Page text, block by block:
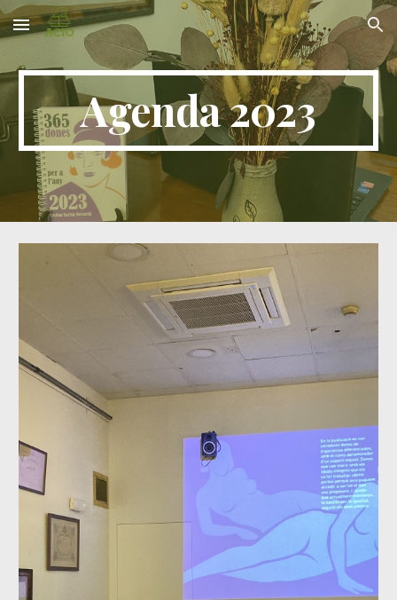
Skip to main content Skip to navigation
Agenda 2023